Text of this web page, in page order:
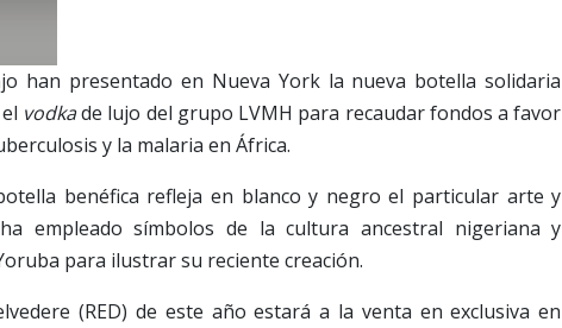
han presentado en Nueva York la nueva botella solidaria
vodkade lujo del grupo LVMH para recaudar fondos a favor
y la malaria en África.
benéfica refleja en blanco y negro el particular arte y
empleado símbolos de la cultura ancestral nigeriana y
para ilustrar su reciente creación.
(RED) de este año estará a la venta en exclusiva en